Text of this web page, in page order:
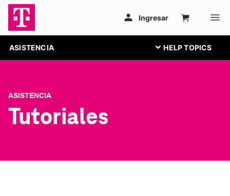
ASISTENCIA
ASISTENCIA
Tutoriales